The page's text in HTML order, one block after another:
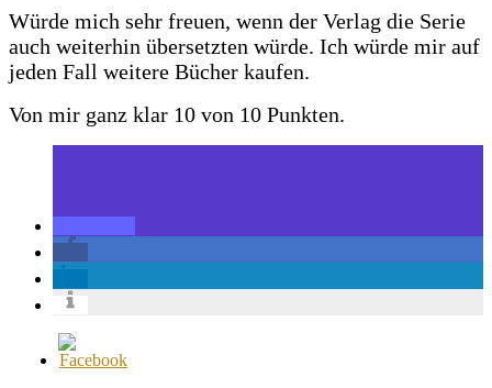
Würde mich sehr freuen, wenn der Verlag die Serie
auch weiterhin übersetzten würde. Ich würde mir auf
jeden Fall weitere Bücher kaufen.
Von mir ganz klar 10 von 10 Punkten.